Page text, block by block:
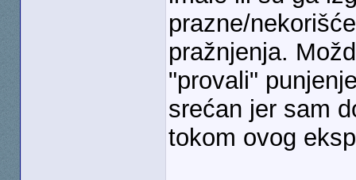
prazne/
pražnjenja.
"provali"
srećan jer sam
tokom ovog